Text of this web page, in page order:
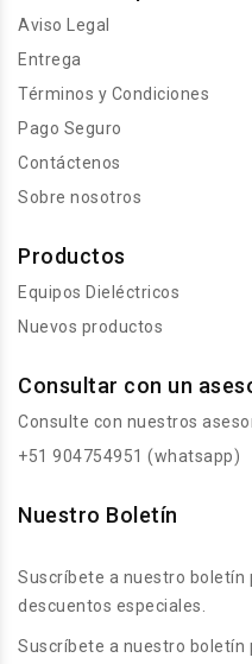
Aviso Legal
Entrega
Términos y Condiciones
Pago Seguro
Contáctenos
Sobre nosotros
Productos
Equipos Dieléctricos
Nuevos productos
Consultar con un
Consulte con nuestros
+51 904754951 (whatsapp)
Nuestro Boletín
Suscríbete a nuestro boletín
descuentos especiales.
Suscríbete a nuestro boletín